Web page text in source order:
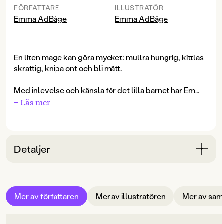
FÖRFATTARE
Emma AdBåge
ILLUSTRATÖR
Emma AdBåge
En liten mage kan göra mycket: mullra hungrig, kittlas
skrattig, knipa ont och bli mätt.
Med inlevelse och känsla för det lilla barnet har Emma
Adbåge skapat en pekboksserie för de allra yngsta
+ Läs mer
Detaljer
ÅLDERSGRUPP
0-3
Mer av författaren Mer av illustratören Mer av